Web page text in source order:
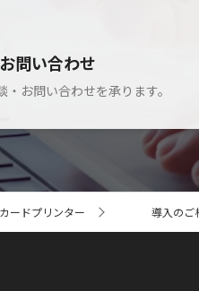
問い合わせ
お問い合わせを承ります。
ードプリンター 導入のご